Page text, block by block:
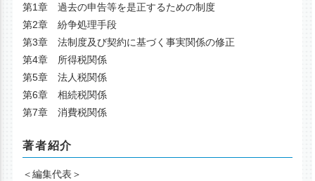
第1章 過去の申告等を是正するための制度
第2章 紛争処理手段
第3章 法制度及び契約に基づく事実関係の修正
第4章 所得税関係
第5章 法人税関係
第6章 相続税関係
第7章 消費税関係
著者紹介
＜編集代表＞